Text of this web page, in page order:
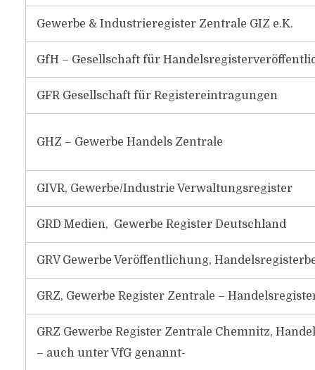
Gewerbe & Industrieregister Zentrale GIZ e.K.
GfH – Gesellschaft für
GFR Gesellschaft für Registereintragungen
GHZ – Gewerbe Handels Zentrale
GIVR, Gewerbe/Industrie Verwaltungsregister
GRD Medien, Gewerbe Register Deutschland
GRV Gewerbe Veröffentlichung,
GRZ, Gewerbe Register Zentrale –
GRZ Gewerbe Register Zentrale Chemnitz,
– auch unter VfG genannt-